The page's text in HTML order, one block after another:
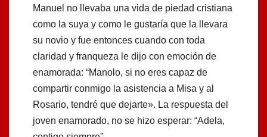
Manuel no llevaba una vida de piedad cristiana
como la suya y como le gustaría que la llevara
su novio y fue entonces cuando con toda
claridad y franqueza le dijo con emoción de
enamorada: “Manolo, si no eres capaz de
compartir conmigo la asistencia a Misa y al
Rosario, tendré que dejarte». La respuesta del
joven enamorado, no se hizo esperar: “Adela,